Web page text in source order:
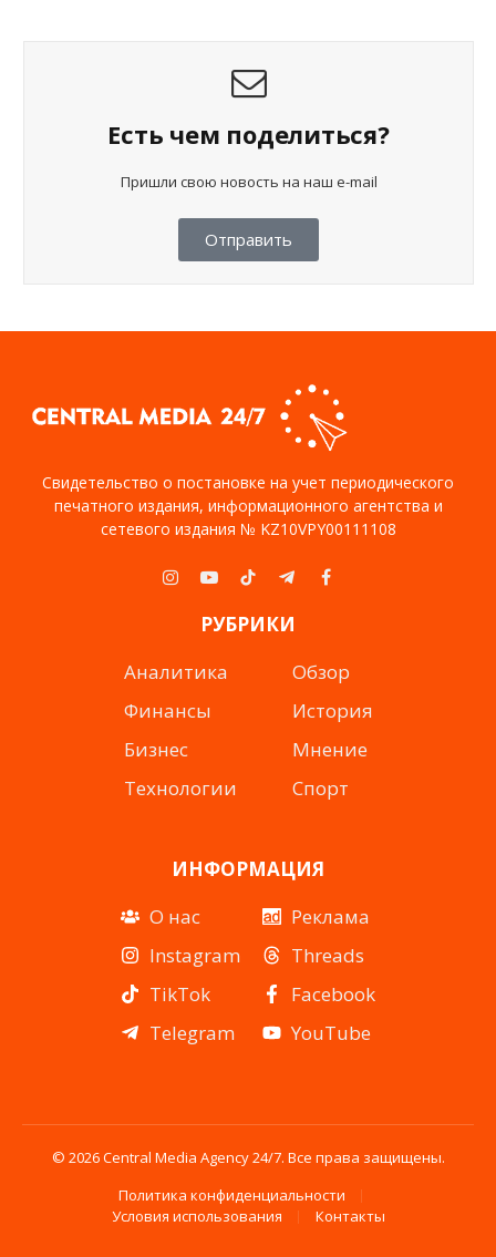
Есть чем поделиться?
Пришли свою новость на наш e-mail
Отправить
Свидетельство о постановке на учет периодического
печатного издания, информационного агентства и
сетевого издания № KZ10VPY00111108
Instagram
YouTubeTikTokTelegramFacebook
РУБРИКИ
Аналитика
Финансы
Бизнес
Технологии
Обзор
История
Мнение
Спорт
ИНФОРМАЦИЯ
О нас
Instagram
TikTok
Telegram
Реклама
Threads
Facebook
YouTube
© 2026 Central Media Agency 24/7. Все права защищены.
Политика конфиденциальности
Условия использования
Контакты